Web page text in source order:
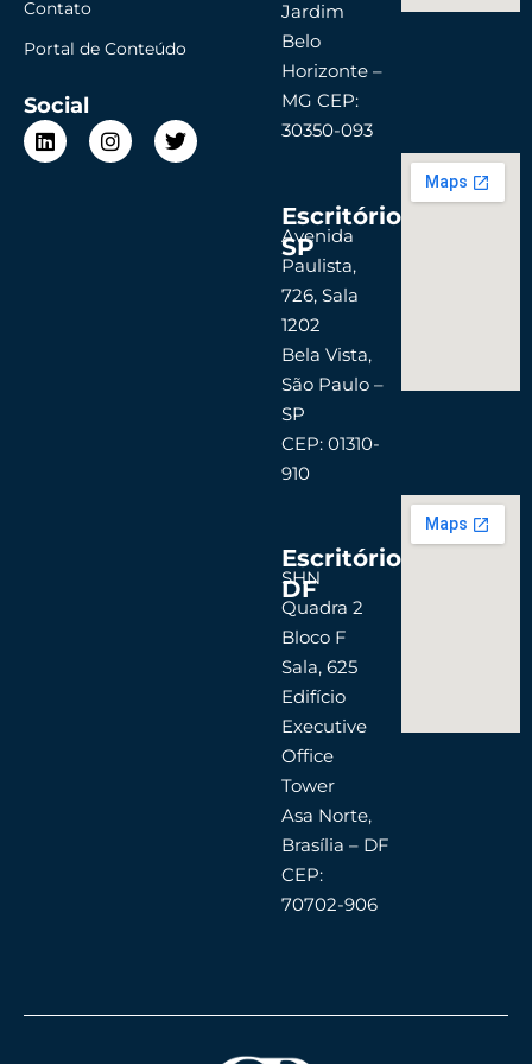
Contato
Portal de Conteúdo
Social
L
i
I
n
T
w
Jardim
Belo
Horizonte –
MG CEP:
30350-093
Escritório
SP
Avenida
Paulista,
726, Sala
1202
Bela Vista,
São Paulo –
SP
CEP: 01310-
910
Escritório
DF
SHN
Quadra 2
Bloco F
Sala, 625
Edifício
Executive
Office
Tower
Asa Norte,
Brasília – DF
CEP:
70702-906